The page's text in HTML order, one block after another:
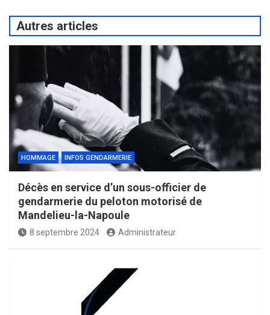
Autres articles
HOMMAGE INFOS GENDARMERIE
Décès en service d’un sous-officier de
gendarmerie du peloton motorisé de
Mandelieu-la-Napoule
8 septembre 2024 Administrateur